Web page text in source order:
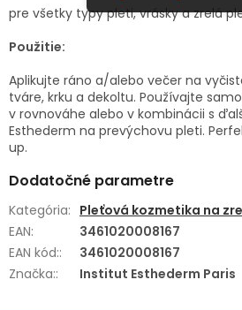
pre všetky typy pleti, vrásky a zrelá
Použitie:
Aplikujte ráno a/alebo večer na
tváre, krku a dekoltu. Používajte
v rovnováhe alebo v kombinácii s
Esthederm na prevýchovu pleti.
up.
Dodatočné parametre
Kategória: Pleťová kozmetika na
EAN:
3461020008167
EAN kód::
3461020008167
Značka:: Institut Esthederm Paris